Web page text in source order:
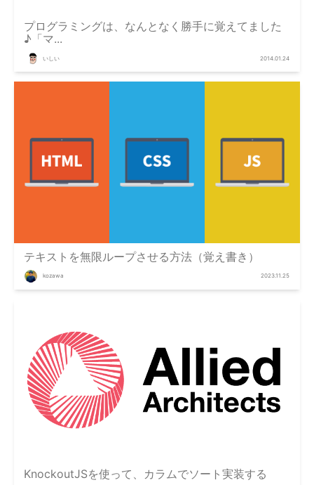
プログラミングは、なんとなく勝手に覚えてました
♪「マ...
いしい 2014.01.24
テキストを無限ループさせる方法（覚え書き）
kozawa 2023.11.25
KnockoutJSを使って、カラムでソート実装する